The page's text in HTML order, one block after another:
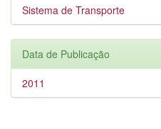
Sistema de Transporte
Data de Publicação
2011